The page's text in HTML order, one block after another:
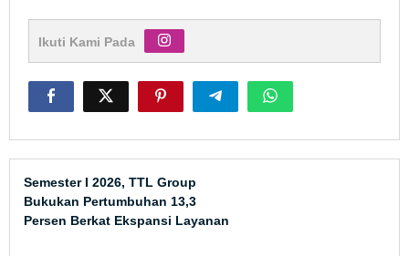
Ikuti Kami Pada
Semester I 2026, TTL Group
Bukukan Pertumbuhan 13,3
Persen Berkat Ekspansi Layanan